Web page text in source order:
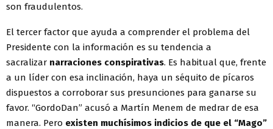
son fraudulentos.
El tercer factor que ayuda a comprender el problema del
Presidente con la información es su tendencia a
sacralizar narraciones conspirativas. Es habitual que, frente
a un líder con esa inclinación, haya un séquito de pícaros
dispuestos a corroborar sus presunciones para ganarse su
favor. “GordoDan” acusó a Martín Menem de medrar de esa
manera. Pero existen muchísimos indicios de que el “Mago”